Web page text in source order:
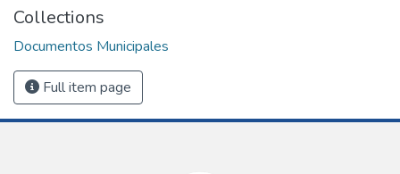
Collections
Documentos Municipales
Full item page